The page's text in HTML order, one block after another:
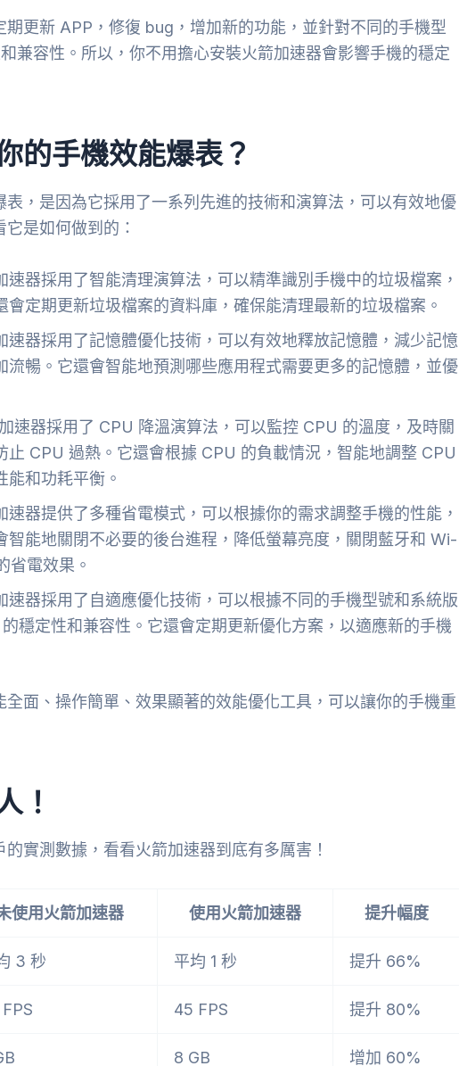
更新 APP，修復 bug，增加新的功能，並針對不同的手機型
兼容性。所以，你不用擔心安裝火箭加速器會影響手機的穩定
的手機效能爆表？
，是因為它採用了一系列先進的技術和演算法，可以有效地優
是如何做到的：
速器採用了智能清理演算法，可以精準識別手機中的垃圾檔案，
會定期更新垃圾檔案的資料庫，確保能清理最新的垃圾檔案。
速器採用了記憶體優化技術，可以有效地釋放記憶體，減少記憶
流暢。它還會智能地預測哪些應用程式需要更多的記憶體，並優
速器採用了 CPU 降溫演算法，可以監控 CPU 的溫度，及時關
止 CPU 過熱。它還會根據 CPU 的負載情況，智能地調整 CPU
能和功耗平衡。
速器提供了多種省電模式，可以根據你的需求調整手機的性能，
智能地關閉不必要的後台進程，降低螢幕亮度，關閉藍牙和 Wi-
省電效果。
速器採用了自適應優化技術，可以根據不同的手機型號和系統版
穩定性和兼容性。它還會定期更新優化方案，以適應新的手機
面、操作簡單、效果顯著的效能優化工具，可以讓你的手機重
！
實測數據，看看火箭加速器到底有多厲害！
使用火箭加速器 使用火箭加速器 提升幅度
3 秒 平均 1 秒 提升 66%
45 FPS 提升 80%
8 GB 增加 60%